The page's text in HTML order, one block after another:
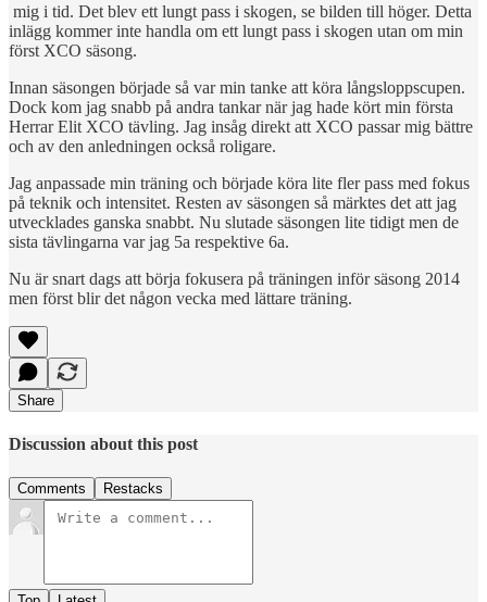
mig i tid. Det blev ett lungt pass i skogen, se bilden till höger. Detta
inlägg kommer inte handla om ett lungt pass i skogen utan om min
först XCO säsong.
Innan säsongen började så var min tanke att köra långsloppscupen.
Dock kom jag snabb på andra tankar när jag hade kört min första
Herrar Elit XCO tävling. Jag insåg direkt att XCO passar mig bättre
och av den anledningen också roligare.
Jag anpassade min träning och började köra lite fler pass med fokus
på teknik och intensitet. Resten av säsongen så märktes det att jag
utvecklades ganska snabbt. Nu slutade säsongen lite tidigt men de
sista tävlingarna var jag 5a respektive 6a.
Nu är snart dags att börja fokusera på träningen inför säsong 2014
men först blir det någon vecka med lättare träning.
Share
Discussion about this post
Comments Restacks